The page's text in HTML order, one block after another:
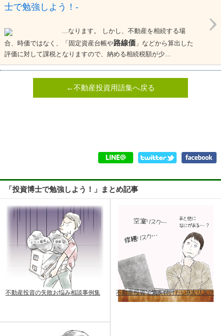
士で勉強しよう！-
…なります。 しかし、不動産を相続する場
合、時価ではなく、「固定資産台帳や路線価 」などから算出した
評価に対して課税となりますので、納める相続税額が少…
←不動産投資用語集へ戻る
「投資博士で勉強しよう！」まとめ記事
不動産投資の失敗お悩み相談事例集 不動産投資で気を付けたい9大リスク